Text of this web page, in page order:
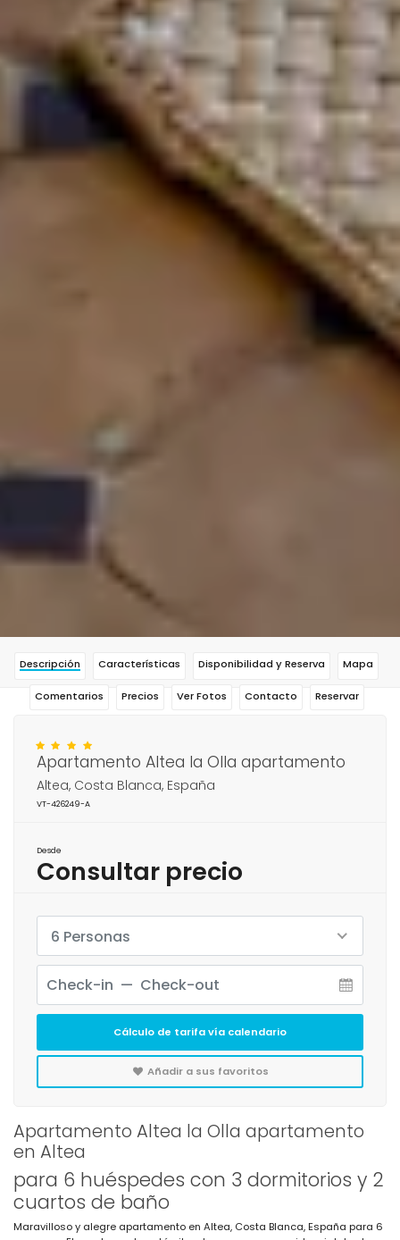
Descripción Características Disponibilidad y Reserva Mapa
Comentarios Precios Ver Fotos Contacto Reservar
Apartamento Altea la Olla apartamento
en Altea
para 6 huéspedes con 3 dormitorios y 2
cuartos de baño
Maravilloso y alegre apartamento en Altea, Costa Blanca, España para 6
Apartamento Altea la Olla apartamento
Altea, Costa Blanca, España
VT-426249-A
Desde
Consultar precio
6 Personas
Cálculo de tarifa vía calendario
Añadir a sus favoritos